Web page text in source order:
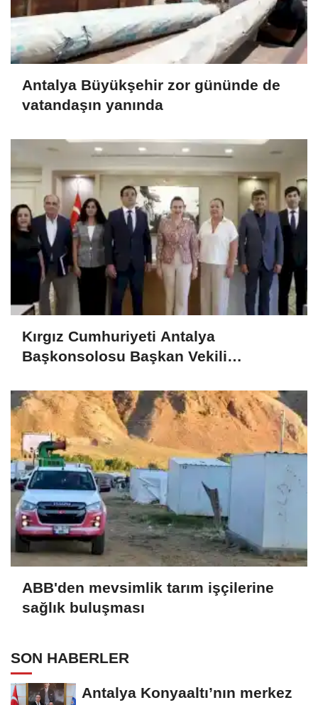
Antalya Büyükşehir zor gününde de
vatandaşın yanında
Kırgız Cumhuriyeti Antalya
Başkonsolosu Başkan Vekili
ABB'den mevsimlik tarım işçilerine
sağlık buluşması
SON HABERLER
Antalya Konyaaltı’nın merkez